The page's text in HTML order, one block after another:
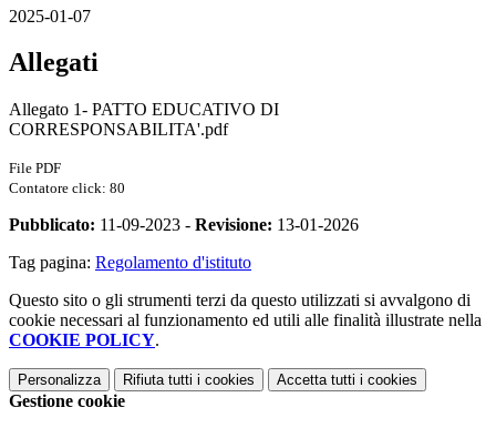
2025-01-07
Allegati
Allegato 1- PATTO EDUCATIVO DI
CORRESPONSABILITA'.pdf
File PDF
Contatore click: 80
Pubblicato: 11-09-2023 - Revisione: 13-01-2026
Tag pagina: Regolamento d'istituto
Questo sito o gli strumenti terzi da questo utilizzati si avvalgono di
cookie necessari al funzionamento ed utili alle finalità illustrate nella
COOKIE POLICY.
Personalizza Rifiuta tutti i cookies Accetta tutti i cookies
Gestione cookie